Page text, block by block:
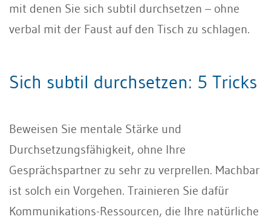
mit denen Sie sich subtil durchsetzen – ohne
verbal mit der Faust auf den Tisch zu schlagen.
Sich subtil durchsetzen: 5 Tricks
Beweisen Sie mentale Stärke und
Durchsetzungsfähigkeit, ohne Ihre
Gesprächspartner zu sehr zu verprellen. Machbar
ist solch ein Vorgehen. Trainieren Sie dafür
Kommunikations-Ressourcen, die Ihre natürliche